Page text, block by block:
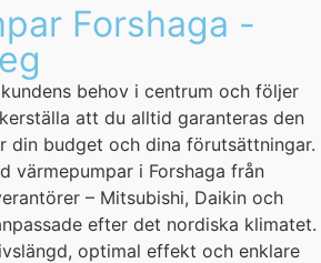
Forshaga -
behov i centrum och följer
att du alltid garanteras den
din budget och dina förutsättningar.
värmepumpar i Forshaga från
– Mitsubishi, Daikin och
efter det nordiska klimatet.
optimal effekt och enklare